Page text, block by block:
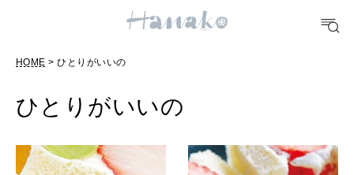
10 CATEGORIES
TRAVEL
どこ行く？
HOME > ひとりがいいの
ひとりがいいの